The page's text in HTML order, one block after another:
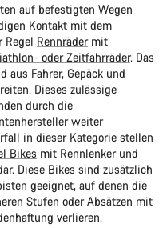
auf befestigten Wegen
Kontakt mit dem
Regel Rennrädermit
oder Zeitfahrräder. Das
aus Fahrer, Gepäck und
Dieses zulässige
durch die
weiter
in dieser Kategorie stellen
Bikes mit Rennlenker und
Diese Bikes sind zusätzlich
geeignet, auf denen die
Stufen oder Absätzen mit
verlieren.